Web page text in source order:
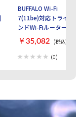
mm 重量：6.6 kg 保証期
３０日間
BUFFALO Wi-Fi
7(11be)対応トライバ
ンドWi-Fiルーター
AirStation
WXR9300BE6P [ブラ
ック]
￥35,082 (税込)
(0)